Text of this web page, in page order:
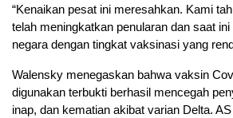
“Kenaikan pesat ini meresahkan. Kami
telah meningkatkan penularan dan saat
negara dengan tingkat vaksinasi yang
Walensky menegaskan bahwa vaksin
digunakan terbukti berhasil mencegah
inap, dan kematian akibat varian Delta.